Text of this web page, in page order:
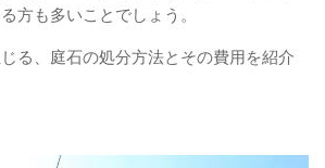
方も多いことでしょう。
る、庭石の処分方法とその費用を紹介